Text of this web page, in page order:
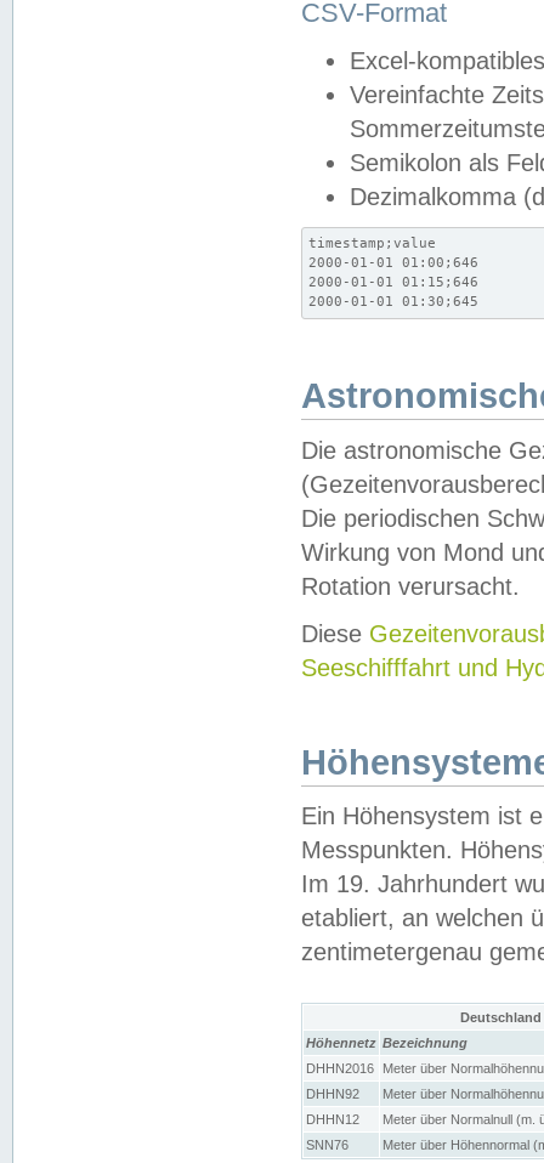
CSV-Format
Excel-
Vereinfachte
Semikolon als
Dezimalkomma
timestamp;value
2000-01-01 01:00;646
2000-01-01 01:15;646
2000-01-01 01:30;645
Die astronomische
Die periodischen
Wirkung von Mond
Rotation verursacht.
Diese
Seeschifffahrt und
Ein Höhensystem ist
Messpunkten.
Im 19. Jahrhundert
etabliert, an welchen
zentimetergenau
Höhennetz Bezeichnung
DHHN2016
Meter über
DHHN92
Meter über
DHHN12
Meter über Normalnull (m.
SNN76
Meter über Höhennormal